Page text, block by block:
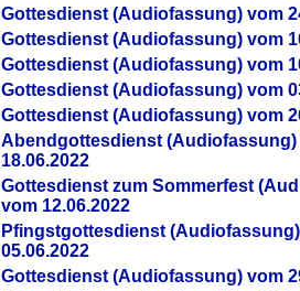
Gottesdienst (Audiofassung) vom
Gottesdienst (Audiofassung) vom
Gottesdienst (Audiofassung) vom
Gottesdienst (Audiofassung) vom
Gottesdienst (Audiofassung) vom
Abendgottesdienst (Audiofassung)
18.06.2022
Gottesdienst zum Sommerfest
vom 12.06.2022
Pfingstgottesdienst
05.06.2022
Gottesdienst (Audiofassung) vom